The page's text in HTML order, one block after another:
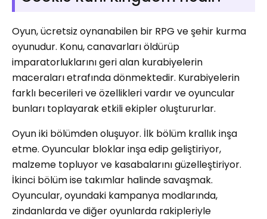
Oyun, ücretsiz oynanabilen bir RPG ve şehir kurma
oyunudur. Konu, canavarları öldürüp
imparatorluklarını geri alan kurabiyelerin
maceraları etrafında dönmektedir. Kurabiyelerin
farklı becerileri ve özellikleri vardır ve oyuncular
bunları toplayarak etkili ekipler oluştururlar.
Oyun iki bölümden oluşuyor. İlk bölüm krallık inşa
etme. Oyuncular bloklar inşa edip geliştiriyor,
malzeme topluyor ve kasabalarını güzelleştiriyor.
İkinci bölüm ise takımlar halinde savaşmak.
Oyuncular, oyundaki kampanya modlarında,
zindanlarda ve diğer oyunlarda rakipleriyle